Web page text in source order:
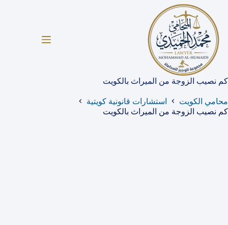
المحتوى
كم نصيب الزوجة من الميراث بالكويت
محامي الكويت
استشارات قانونية كويتية
كم نصيب الزوجة من الميراث بالكويت